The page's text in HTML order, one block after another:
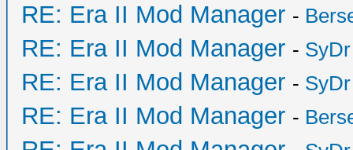
RE: Era II Mod Manager -
RE: Era II Mod Manager - SyDr
RE: Era II Mod Manager - SyDr
RE: Era II Mod Manager -